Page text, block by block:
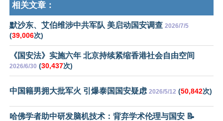
相关文章：
默沙东、艾伯维涉中共军队 美启动国安调查 2026/7/5
(39,006次)
《国安法》实施六年 北京持续紧缩香港社会自由空间
2026/6/30 (30,437次)
中国籍男拥大批军火 引爆泰国国安疑虑 2026/5/12 (50,842次)
哈佛学者助中研发脑机技术：背弃学术伦理与国安 📝